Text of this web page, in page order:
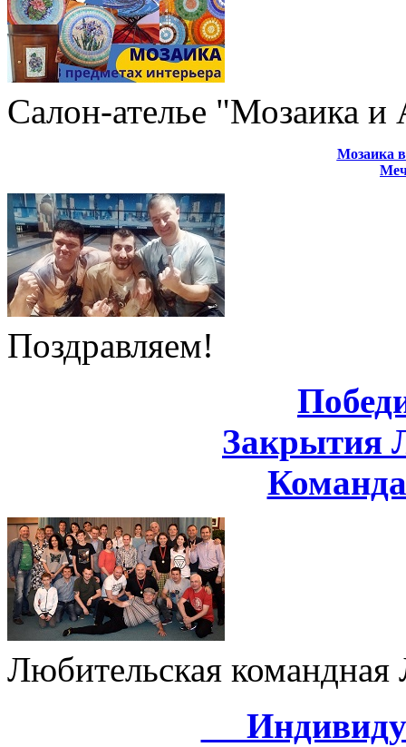
Салон-ателье "Мозаика
Мозаика в
Поздравляем!
Закрытия
Любительская